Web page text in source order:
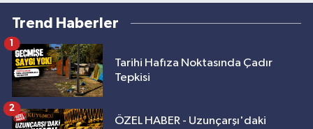
Trend Haberler
Tarihi Hafıza Noktasında Çadır
Tepkisi
1
ÖZEL HABER - Uzunçarşı'daki
2